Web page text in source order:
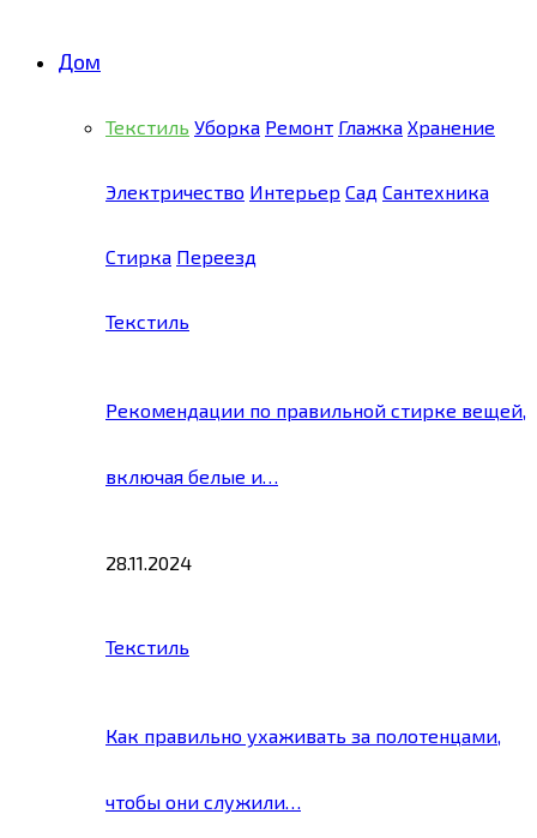
Дом
Текстиль Уборка Ремонт Глажка Хранение
Электричество Интерьер Сад Сантехника
Стирка Переезд
Текстиль
Рекомендации по правильной стирке вещей,
включая белые и…
28.11.2024
Текстиль
Как правильно ухаживать за полотенцами,
чтобы они служили…